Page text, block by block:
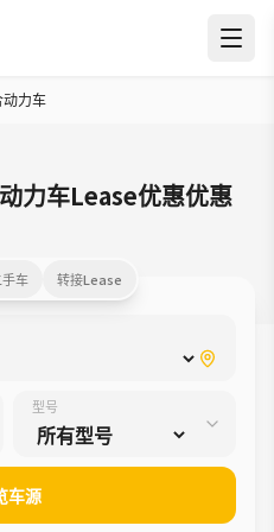
动力车
力车Lease优惠优惠
手车 转接Lease
型号
车源